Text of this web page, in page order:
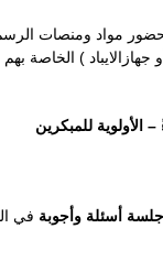
مواد ومنصات
جهازالايباد ) الخاصة
أسئلة وأجوبة في